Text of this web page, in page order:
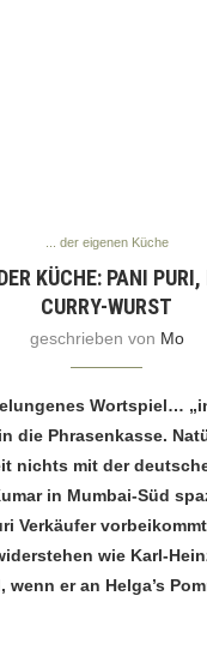
... der eigenen Küche
KÜCHE: PANI PURI,
URRY-WURST
geschrieben von Mo
Wortspiel…
die Phrasenkasse.
nichts mit der
in Mumbai-Süd
Verkäufer
wie Karl-
er an Helga’s